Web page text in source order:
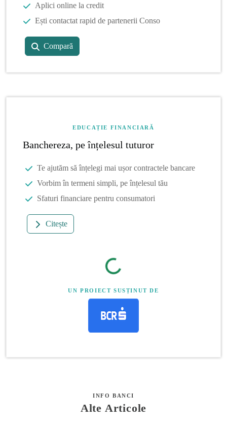
Aplici online la credit
Ești contactat rapid de partenerii Conso
Compară
EDUCAȚIE FINANCIARĂ
Banchereza, pe înțelesul tuturor
Te ajutăm să înțelegi mai ușor contractele bancare
Vorbim în termeni simpli, pe înțelesul tău
Sfaturi financiare pentru consumatori
Citește
UN PROIECT SUSȚINUT DE
INFO BANCI
Alte Articole